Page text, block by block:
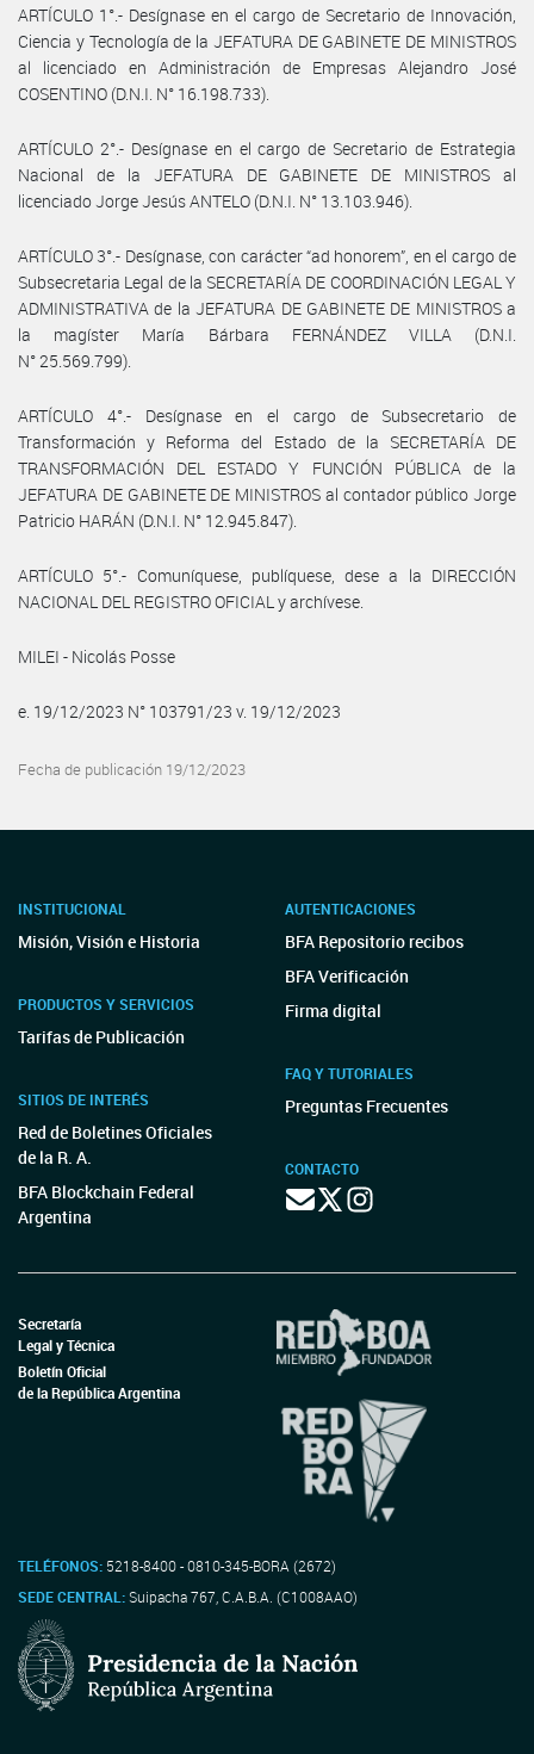
ARTÍCULO 1°.- Desígnase en el cargo de Secretario de Innovación,
Ciencia y Tecnología de la JEFATURA DE GABINETE DE MINISTROS
al licenciado en Administración de Empresas Alejandro José
COSENTINO (D.N.I. N° 16.198.733).
ARTÍCULO 2°.- Desígnase en el cargo de Secretario de Estrategia
Nacional de la JEFATURA DE GABINETE DE MINISTROS al
licenciado Jorge Jesús ANTELO (D.N.I. N° 13.103.946).
ARTÍCULO 3°.- Desígnase, con carácter “ad honorem”, en el cargo de
Subsecretaria Legal de la SECRETARÍA DE COORDINACIÓN LEGAL Y
ADMINISTRATIVA de la JEFATURA DE GABINETE DE MINISTROS a
la magíster María Bárbara FERNÁNDEZ VILLA (D.N.I.
N° 25.569.799).
ARTÍCULO 4°.- Desígnase en el cargo de Subsecretario de
Transformación y Reforma del Estado de la SECRETARÍA DE
TRANSFORMACIÓN DEL ESTADO Y FUNCIÓN PÚBLICA de la
JEFATURA DE GABINETE DE MINISTROS al contador público Jorge
Patricio HARÁN (D.N.I. N° 12.945.847).
ARTÍCULO 5°.- Comuníquese, publíquese, dese a la DIRECCIÓN
NACIONAL DEL REGISTRO OFICIAL y archívese.
MILEI - Nicolás Posse
e. 19/12/2023 N° 103791/23 v. 19/12/2023
Fecha de publicación 19/12/2023
INSTITUCIONAL
Misión, Visión e Historia
PRODUCTOS Y SERVICIOS
Tarifas de Publicación
SITIOS DE INTERÉS
Red de Boletines Oficiales
de la R. A.
BFA Blockchain Federal
Argentina
AUTENTICACIONES
BFA Repositorio recibos
BFA Verificación
Firma digital
FAQ Y TUTORIALES
Preguntas Frecuentes
CONTACTO
Secretaría
Legal y Técnica
Boletín Oficial
de la República Argentina
TELÉFONOS: 5218-8400 - 0810-345-BORA (2672)
SEDE CENTRAL:Suipacha 767, C.A.B.A. (C1008AAO)